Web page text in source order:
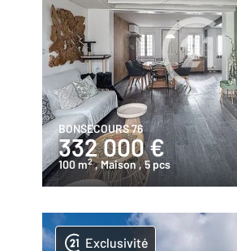
BONSECOURS 76
332 000 €
100 m2 , Maison, 5 pcs
Exclusivité